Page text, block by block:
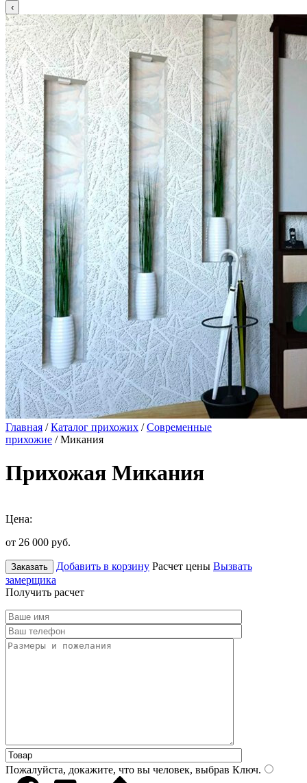
Главная /Каталог прихожих /Современные
прихожие / Микания
Прихожая Микания
Цена:
от 26 000 руб.
Заказать Добавить в корзину Расчет цены Вызвать
замерщика
Получить расчет
Пожалуйста, докажите, что вы человек, выбрав Ключ.